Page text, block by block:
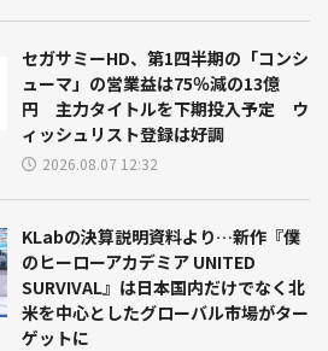
セガサミーHD、第1四半期の「コンシ
ューマ」の営業益は75％減の13億
円 主力タイトルを下期投入予定 ウ
ィッシュリスト登録は好調
2026.08.07 12:32
KLabの決算説明資料より…新作『僕
のヒーローアカデミア UNITED
SURVIVAL』は日本国内だけでなく北
米を中心としたグローバル市場がター
ゲットに